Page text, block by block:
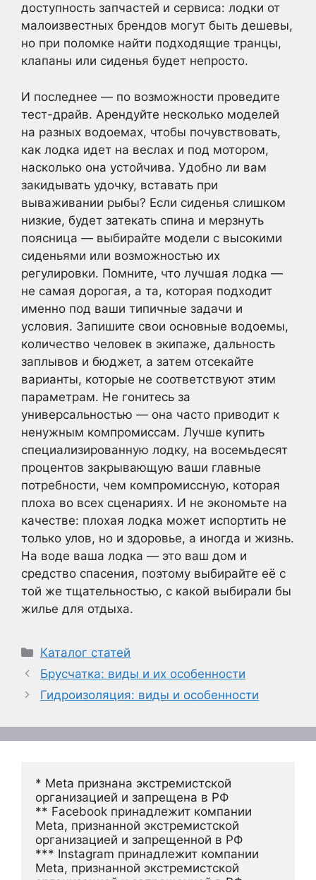
доступность запчастей и сервиса: лодки от
малоизвестных брендов могут быть дешевы,
но при поломке найти подходящие транцы,
клапаны или сиденья будет непросто.
И последнее — по возможности проведите
тест-драйв. Арендуйте несколько моделей
на разных водоемах, чтобы почувствовать,
как лодка идет на веслах и под мотором,
насколько она устойчива. Удобно ли вам
закидывать удочку, вставать при
вываживании рыбы? Если сиденья слишком
низкие, будет затекать спина и мерзнуть
поясница — выбирайте модели с высокими
сиденьями или возможностью их
регулировки. Помните, что лучшая лодка —
не самая дорогая, а та, которая подходит
именно под ваши типичные задачи и
условия. Запишите свои основные водоемы,
количество человек в экипаже, дальность
заплывов и бюджет, а затем отсекайте
варианты, которые не соответствуют этим
параметрам. Не гонитесь за
универсальностью — она часто приводит к
ненужным компромиссам. Лучше купить
специализированную лодку, на восемьдесят
процентов закрывающую ваши главные
потребности, чем компромиссную, которая
плоха во всех сценариях. И не экономьте на
качестве: плохая лодка может испортить не
только улов, но и здоровье, а иногда и жизнь.
На воде ваша лодка — это ваш дом и
средство спасения, поэтому выбирайте её с
той же тщательностью, с какой выбирали бы
жилье для отдыха.
Рубрики
Каталог статей
Брусчатка: виды и их особенности
Гидроизоляция: виды и особенности
* Meta признана экстремистской
организацией и запрещена в РФ
** Facebook принадлежит компании
Meta, признанной экстремистской
организацией и запрещенной в РФ
*** Instagram принадлежит компании
Meta, признанной экстремистской